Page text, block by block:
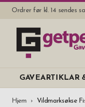
Ordrer før kl. 14 sendes
GAVEARTIKLAR
Hjem Vildmarksøkse